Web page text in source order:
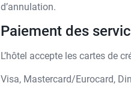
d’annulation.
Paiement des
L’hôtel accepte les cartes de
Visa, Mastercard/Eurocard,